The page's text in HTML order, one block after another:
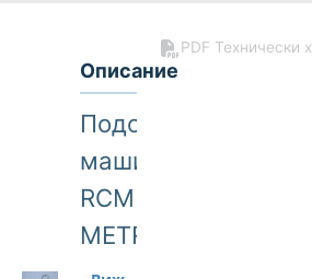
Описание
Подопочистваща
машина
RCM
METRO113
PDF Технически